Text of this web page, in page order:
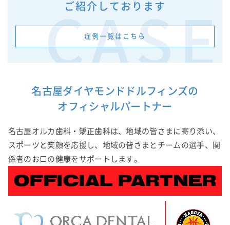
ご紹介しております
CASE
症例一覧はこちら
名古屋ダイヤモンドドルフィンズの
オフィシャルパートナー
名古屋オルカ歯科・矯正歯科は、地域の皆さまに寄り添い、
スポーツと笑顔を応援し、地域の皆さまとチームの選手、関
係者のお口の健康をサポートします。